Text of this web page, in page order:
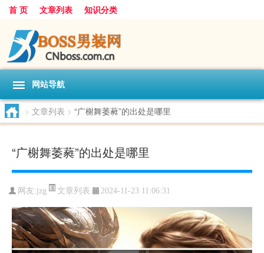
首 页 文章列表 知识分类
网站导航
> 文章列表 > “广榭舞萎蕤”的出处是哪里
“广榭舞萎蕤”的出处是哪里
网友:jzg 文章列表 2024-11-23 11:06:31